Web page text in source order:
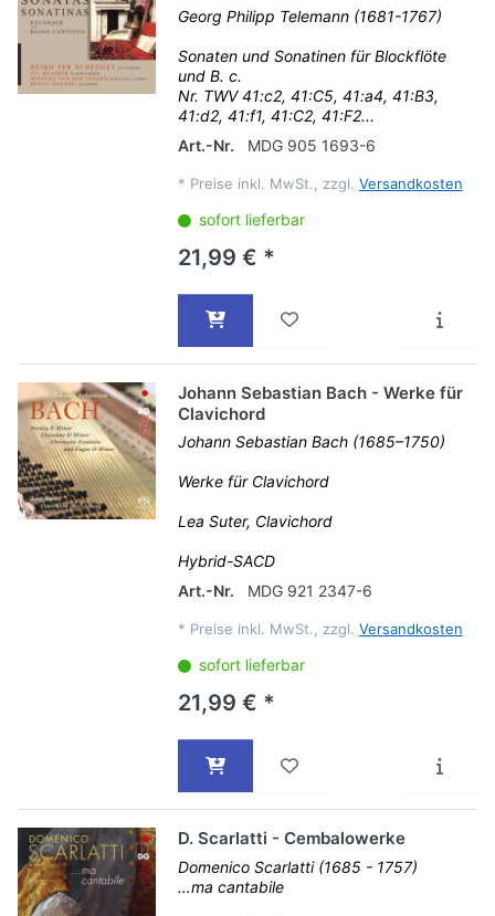
Georg Philipp Telemann (1681-1767)
Sonaten und Sonatinen für Blockflöte
und B. c.
Nr. TWV 41:c2, 41:C5, 41:a4, 41:B3,
41:d2, 41:f1, 41:C2, 41:F2...
Art.-Nr.
MDG 905 1693-6
* Preise inkl. MwSt., zzgl. Versandkosten
sofort lieferbar
21,99 € *
Johann Sebastian Bach - Werke für
Clavichord
Johann Sebastian Bach (1685–1750)
Werke für Clavichord
Lea Suter, Clavichord
Hybrid-SACD
Art.-Nr.
MDG 921 2347-6
* Preise inkl. MwSt., zzgl. Versandkosten
sofort lieferbar
21,99 € *
D. Scarlatti - Cembalowerke
Domenico Scarlatti (1685 - 1757)
…ma cantabile